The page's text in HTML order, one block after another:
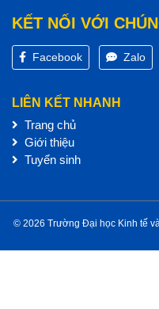
KẾT NỐI VỚI
Facebook Zalo
LIÊN KẾT NHANH
Trang chủ
Giới thiệu
Tuyển sinh
© 2026 Trường Đại học Kinh tế